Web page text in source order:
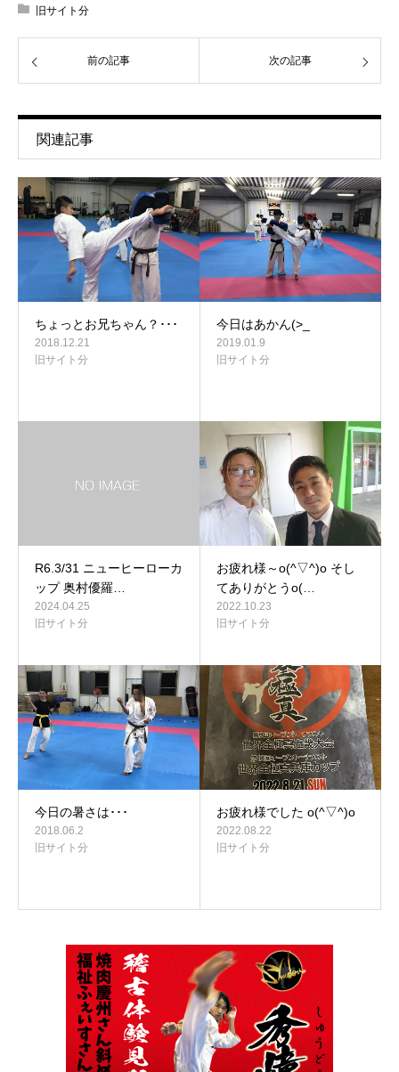
旧サイト分
前の記事 次の記事
関連記事
ちょっとお兄ちゃん？･･･
2018.12.21
旧サイト分
今日はあかん(>_
2019.01.9
旧サイト分
R6.3/31 ニューヒーローカ
ップ 奥村優羅…
2024.04.25
旧サイト分
お疲れ様～o(^▽^)o そし
てありがとうo(…
2022.10.23
旧サイト分
今日の暑さは･･･
2018.06.2
旧サイト分
お疲れ様でした o(^▽^)o
2022.08.22
旧サイト分